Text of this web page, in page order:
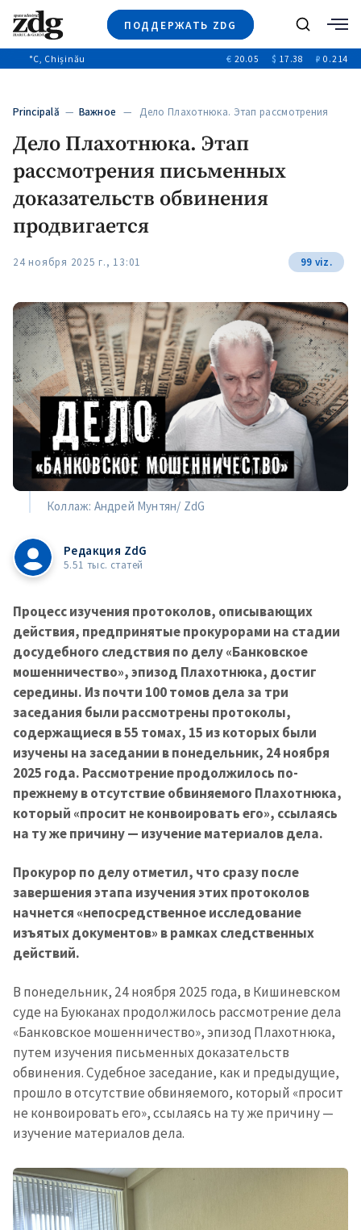
ПОДДЕРЖАТЬ ZDG
Новости
Расследования
Общество
+312
Поиск
°C, Chișinău € 20.05 $ 17.38 ₽ 0.214
Principală — Важное — Дело Плахотнюка. Этап рассмотрения
Дело Плахотнюка. Этап
рассмотрения письменных
доказательств обвинения
продвигается
24 ноября 2025 г., 13:01 99 viz.
Коллаж: Андрей Мунтян/ ZdG
Редакция ZdG
5.51 тыс. статей
Процесс изучения протоколов, описывающих
действия, предпринятые прокурорами на стадии
досудебного следствия по делу «Банковское
мошенничество», эпизод Плахотнюка, достиг
середины. Из почти 100 томов дела за три
заседания были рассмотрены протоколы,
содержащиеся в 55 томах, 15 из которых были
изучены на заседании в понедельник, 24 ноября
2025 года. Рассмотрение продолжилось по-
прежнему в отсутствие обвиняемого Плахотнюка,
который «просит не конвоировать его», ссылаясь
на ту же причину — изучение материалов дела.
Прокурор по делу отметил, что сразу после
завершения этапа изучения этих протоколов
начнется «непосредственное исследование
изъятых документов» в рамках следственных
действий.
В понедельник, 24 ноября 2025 года, в Кишиневском
суде на Буюканах продолжилось рассмотрение дела
«Банковское мошенничество», эпизод Плахотнюка,
путем изучения письменных доказательств
обвинения. Судебное заседание, как и предыдущие,
прошло в отсутствие обвиняемого, который «просит
не конвоировать его», ссылаясь на ту же причину —
изучение материалов дела.